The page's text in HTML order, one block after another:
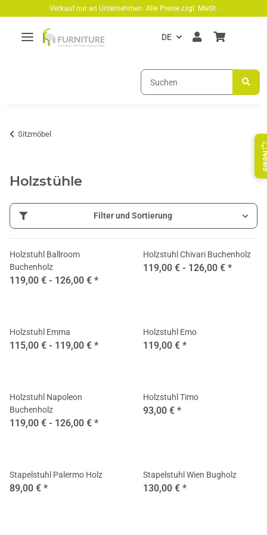
Zum Hauptinhalt springenVerkauf nur an Unternehmen. Alle Preise zzgl. MwSt.
DE
Sitzmöbel
Holzstühle
Filter und Sortierung
Holzstuhl Ballroom
Buchenholz
119,00 € - 126,00 € *
Holzstuhl Chivari Buchenholz
119,00 € - 126,00 € *
Holzstuhl Emma
115,00 € - 119,00 € *
Holzstuhl Emo
119,00 € *
Holzstuhl Napoleon
Buchenholz
119,00 € - 126,00 € *
Holzstuhl Timo
93,00 € *
Stapelstuhl Palermo Holz
89,00 € *
Stapelstuhl Wien Bugholz
130,00 € *